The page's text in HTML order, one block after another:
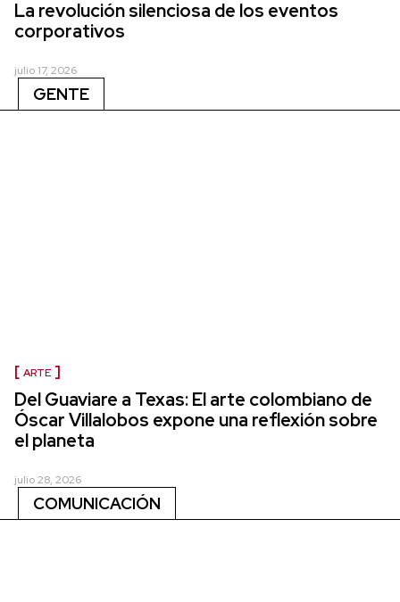
La revolución silenciosa de los eventos
corporativos
julio 17, 2026
GENTE
ARTE
Del Guaviare a Texas: El arte colombiano de
Óscar Villalobos expone una reflexión sobre
el planeta
julio 28, 2026
COMUNICACIÓN